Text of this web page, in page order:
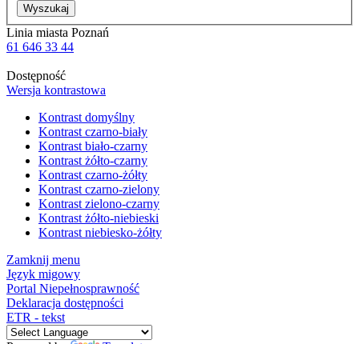
Wyszukaj
Linia miasta Poznań
61 646 33 44
Dostępność
Wersja kontrastowa
Kontrast domyślny
Kontrast czarno-biały
Kontrast biało-czarny
Kontrast żółto-czarny
Kontrast czarno-żółty
Kontrast czarno-zielony
Kontrast zielono-czarny
Kontrast żółto-niebieski
Kontrast niebiesko-żółty
Zamknij menu
Język migowy
Portal Niepełnosprawność
Deklaracja dostępności
ETR - tekst